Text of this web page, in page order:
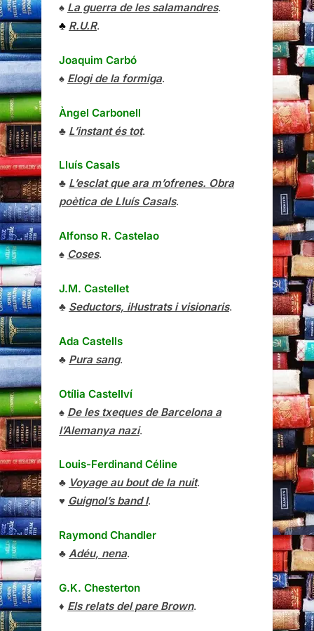
♠ La guerra de les salamandres.
♣ R.U.R.
Joaquim Carbó
♠ Elogi de la formiga.
Àngel Carbonell
♣ L’instant és tot.
Lluís Casals
♣ L’esclat que ara m’ofrenes. Obra
poètica de Lluís Casals.
Alfonso R. Castelao
♠ Coses.
J.M. Castellet
♣ Seductors, il·lustrats i visionaris.
Ada Castells
♣ Pura sang.
Otília Castellví
♠ De les txeques de Barcelona a
l’Alemanya nazi.
Louis-Ferdinand Céline
♣ Voyage au bout de la nuit.
♥ Guignol’s band I.
Raymond Chandler
♣ Adéu, nena.
G.K. Chesterton
♦ Els relats del pare Brown.